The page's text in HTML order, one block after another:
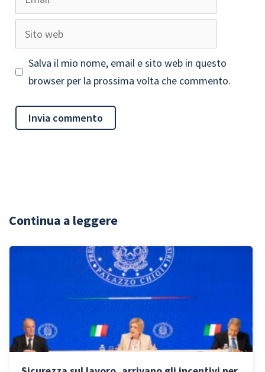
Sito
web
Salva il mio nome, email e sito web in questo
browser per la prossima volta che commento.
Continua a leggere